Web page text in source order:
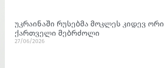
უკრაინაში რუსებმა მოკლეს კიდევ ორი
ქართველი მებრძოლი
27/06/2026